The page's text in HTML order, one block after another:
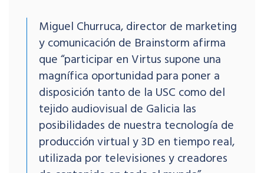
Miguel Churruca, director de marketing
y comunicación de Brainstorm afirma
que “participar en Virtus supone una
magnífica oportunidad para poner a
disposición tanto de la USC como del
tejido audiovisual de Galicia las
posibilidades de nuestra tecnología de
producción virtual y 3D en tiempo real,
utilizada por televisiones y creadores